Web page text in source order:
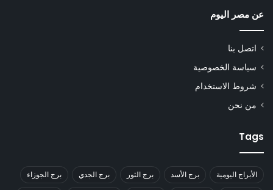
عن مصر اليوم
اتصل بنا
سياسة الخصوصية
شروط الاستخدام
من نحن
Tags
الأبراج اليومية برج الأسد برج الثور برج الجدي برج الجوزاء